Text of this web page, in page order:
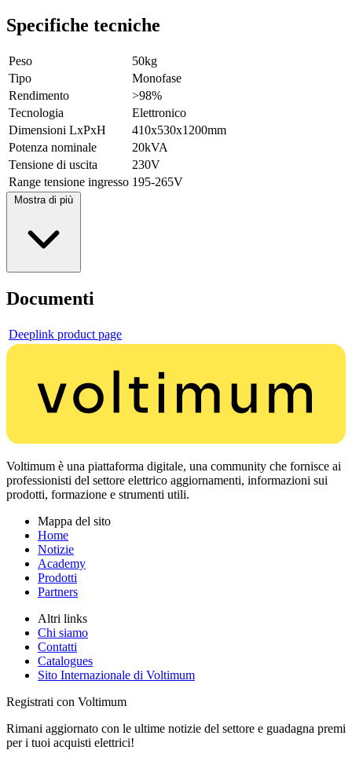
Specifiche tecniche
Peso
50kg
Tipo
Monofase
Rendimento
>98%
Tecnologia
Elettronico
Dimensioni LxPxH
410x530x1200mm
Potenza nominale
20kVA
Tensione di uscita
230V
Range tensione ingresso 195-265V
Mostra di più
Documenti
Deeplink product page
Voltimum è una piattaforma digitale, una community che fornisce ai
professionisti del settore elettrico aggiornamenti, informazioni sui
prodotti, formazione e strumenti utili.
Mappa del sito
Home
Notizie
Academy
Prodotti
Partners
Altri links
Chi siamo
Contatti
Catalogues
Sito Internazionale di Voltimum
Registrati con Voltimum
Rimani aggiornato con le ultime notizie del settore e guadagna premi
per i tuoi acquisti elettrici!